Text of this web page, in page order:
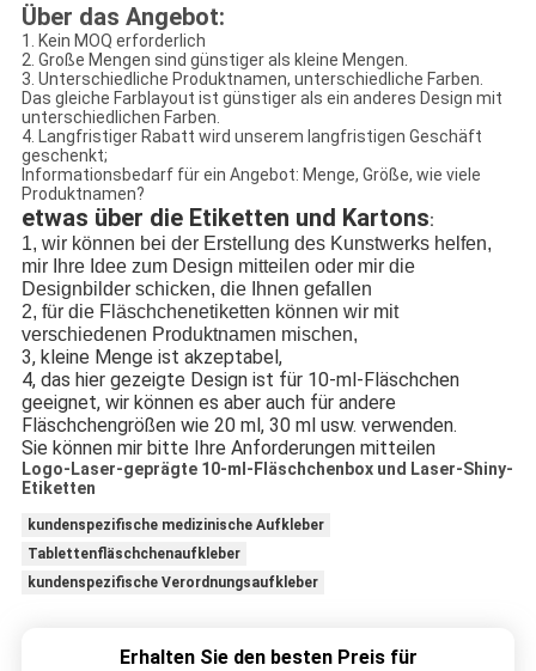
Über das Angebot:
1. Kein MOQ erforderlich
2. Große Mengen sind günstiger als kleine Mengen.
3. Unterschiedliche Produktnamen, unterschiedliche Farben.
Das gleiche Farblayout ist günstiger als ein anderes Design mit
unterschiedlichen Farben.
4. Langfristiger Rabatt wird unserem langfristigen Geschäft
geschenkt;
Informationsbedarf für ein Angebot: Menge, Größe, wie viele
Produktnamen?
etwas über die Etiketten und Kartons:
1, wir können bei der Erstellung des Kunstwerks helfen,
mir Ihre Idee zum Design mitteilen oder mir die
Designbilder schicken, die Ihnen gefallen
2, für die Fläschchenetiketten können wir mit
verschiedenen Produktnamen mischen,
3, kleine Menge ist akzeptabel,
4, das hier gezeigte Design ist für 10-ml-Fläschchen
geeignet, wir können es aber auch für andere
Fläschchengrößen wie 20 ml, 30 ml usw. verwenden.
Sie können mir bitte Ihre Anforderungen mitteilen
Logo-Laser-geprägte 10-ml-Fläschchenbox und Laser-Shiny-
Etiketten
kundenspezifische medizinische Aufkleber
Tablettenfläschchenaufkleber
kundenspezifische Verordnungsaufkleber
Erhalten Sie den besten Preis für